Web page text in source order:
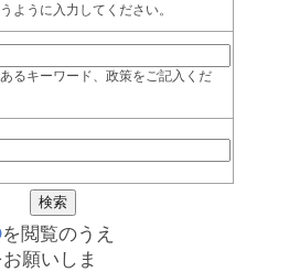
ように入力してください。
るキーワード、政策をご記入くだ
を閲覧のうえ
願いしま